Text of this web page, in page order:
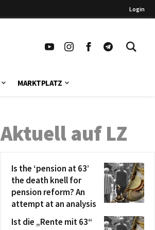
Login
MARKTPLATZ
Aktuell auf LZ
Is the ‘pension at 63’
the death knell for
pension reform? An
attempt at an analysis
Ist die „Rente mit 63“